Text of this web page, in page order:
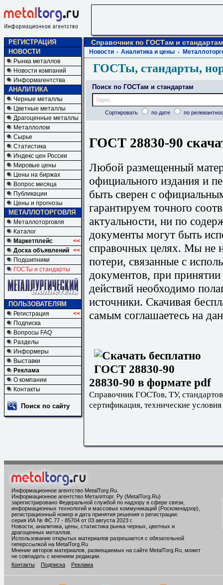
РЕГИСТРАЦИЯ
НОВОСТИ
Рынка металлов
Новости компаний
Информагентства
АНАЛИТИКА
Черные металлы
Цветные металлы
Драгоценные металлы
Металлолом
Сырье
Статистика
Индекс цен России
Мировые цены
Цены на биржах
Вопрос месяца
Публикации
Цены и прогнозы
МЕТАЛЛОТОРГОВЛЯ
Металлоторговля
Каталог
Маркетплейс
<<
Доска объявлений <<
Подшипники
ГОСТы и стандарты
ПОЛЬЗОВАТЕЛЯМ
Регистрация
<<
Подписка
Вопросы FAQ
Разделы
Информеры
Выставки
Реклама
О компании
Контакты
Поиск по сайту
Справочник по ГОСТам и стандартам
Новости Аналитика и цены
ГОСТы, стандарты,
Поиск по ГОСТам и стандартам
Сортировать по дате по
ГОСТ 28830-90
Любой размещенный
официального издания и
быть сверен с
гарантируем точного
актуальности, ни по
документы могут быть
справочных целях. Мы не
потери, связанные с
документов, при
действий необходимо
источники. Скачивая
самым соглашаетесь на
28830-90 в формате pdf
Справочник ГОСТов, ТУ,
сертификация, технические условия
Информационное агентство MetalTorg.Ru
Информационное агентство Металлторг. Ру (MetalTorg.Ru)
зарегистрировано Федеральной службой по надзору в сфере связи,
информационных технологий и массовых коммуникаций (Роскомнадзор),
регистрационный номер и дата принятия решения о регистрации:
серия ИА № ФС 77 - 85704 от 03 августа 2023 г.
Новости, аналитика, цены, статистика рынка черных, цветных и
драгоценных металлов.
Использование открытых материалов разрешается с обязательной
гиперссылкой на MetalTorg.Ru
Мнение авторов материалов, размещаемых на сайте MetalTorg.Ru, может
не совпадать с мнением редакции.
Контакты
Подписка Реклама